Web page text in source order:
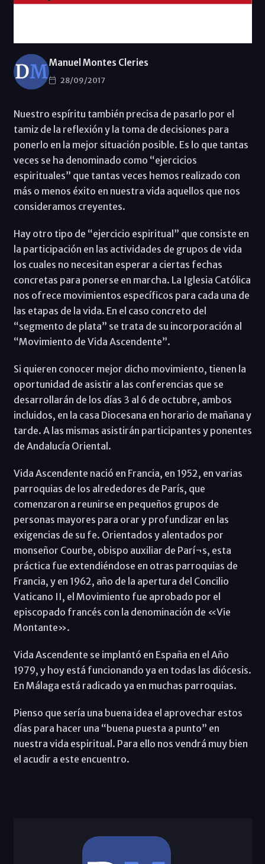
Manuel Montes Cleries
28/09/2017
Nuestro espíritu también precisa de pasarlo por el
tamiz de la reflexión y la toma de decisiones para
ponerlo en la mejor situación posible. Es lo que tantas
veces se ha denominado como “ejercicios
espirituales” que tantas veces hemos realizado con
más o menos éxito en nuestra vida aquellos que nos
consideramos creyentes.
Hay otro tipo de “ejercicio espiritual” que consiste en
la participación en las actividades de grupos de vida
los cuales no necesitan esperar a ciertas fechas
concretas para ponerse en marcha. La Iglesia Católica
nos ofrece movimientos específicos para cada una de
las etapas de la vida. En el caso concreto del
“segmento de plata” se trata de su incorporación al
“Movimiento de Vida Ascendente”.
Si quieren conocer mejor dicho movimiento, tienen la
oportunidad de asistir a las conferencias que se
desarrollarán de los días 3 al 6 de octubre, ambos
incluidos, en la casa Diocesana en horario de mañana y
tarde. A las mismas asistirán participantes y ponentes
de Andalucía Oriental.
Vida Ascendente nació en Francia, en 1952, en varias
parroquias de los alrededores de París, que
comenzaron a reunirse en pequeños grupos de
personas mayores para orar y profundizar en las
exigencias de su fe. Orientados y alentados por
monseñor Courbe, obispo auxiliar de Parí¬s, esta
práctica fue extendiéndose en otras parroquias de
Francia, y en 1962, año de la apertura del Concilio
Vaticano II, el Movimiento fue aprobado por el
episcopado francés con la denominación de «Vie
Montante».
Vida Ascendente se implantó en España en el Año
1979, y hoy está funcionando ya en todas las diócesis.
En Málaga está radicado ya en muchas parroquias.
Pienso que sería una buena idea el aprovechar estos
días para hacer una “buena puesta a punto” en
nuestra vida espiritual. Para ello nos vendrá muy bien
el acudir a este encuentro.